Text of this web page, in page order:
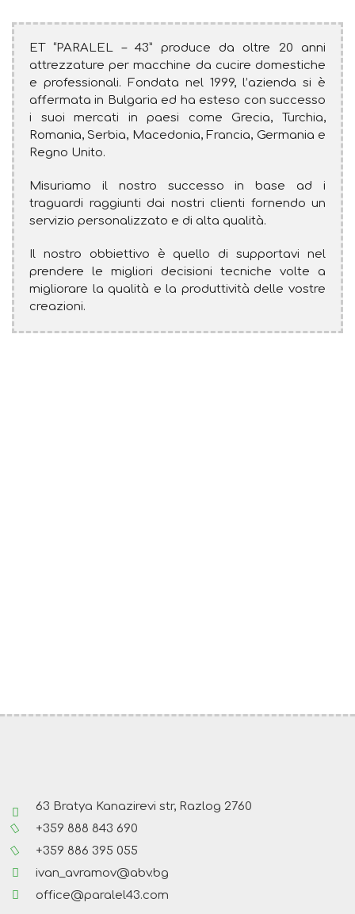
ET “PARALEL – 43” produce da oltre 20 anni
attrezzature per macchine da cucire domestiche
e professionali. Fondata nel 1999, l’azienda si è
affermata in Bulgaria ed ha esteso con successo
i suoi mercati in paesi come Grecia, Turchia,
Romania, Serbia, Macedonia, Francia, Germania e
Regno Unito.
Misuriamo il nostro successo in base ad i
traguardi raggiunti dai nostri clienti fornendo un
servizio personalizzato e di alta qualità.
Il nostro obbiettivo è quello di supportavi nel
prendere le migliori decisioni tecniche volte a
migliorare la qualità e la produttività delle vostre
creazioni.
63 Bratya Kanazirevi str, Razlog 2760
+359 888 843 690
+359 886 395 055
ivan_avramov@abv.bg
office@paralel43.com